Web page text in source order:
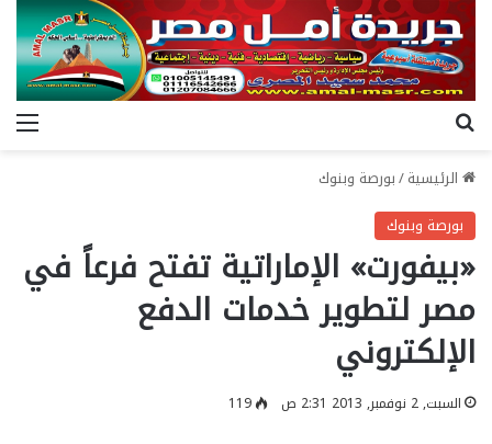
الرئيسية/بورصة وبنوك
بورصة وبنوك
«بيفورت» الإماراتية تفتح فرعاً في
مصر لتطوير خدمات الدفع
الإلكتروني
السبت, 2 نوفمبر, 2013 2:31 ص 119